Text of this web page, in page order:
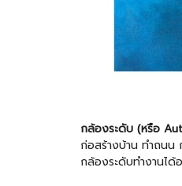
กล้องระดับ (หรือ
ก่อสร้างบ้าน ทำถนน
กล้องระดับทำงานไ